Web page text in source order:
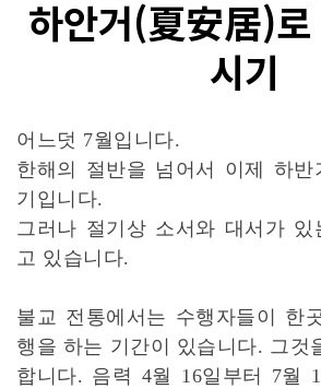
하안거(夏安居)로
시기
어느덧 7월입니다.
한해의 절반을 넘어서 이제 하반
기입니다.
그러나 절기상 소서와 대서가
고 있습니다.
불교 전통에서는 수행자들이 한
행을 하는 기간이 있습니다. 그것
합니다. 음력 4월 16일부터 7월